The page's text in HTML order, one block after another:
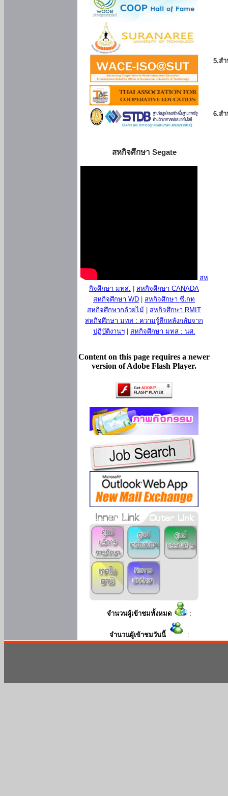
สหกิจศึกษา Segate
สห
กิจศึกษา มทส.
สหกิจศึกษา CANADA
สหกิจศึกษา WD
สหกิจศึกษา ซีเกท
สหกิจศึกษากล้วยไม้
สหกิจศึกษา RMIT
สหกิจศึกษา มทส : ความรู้สึกหลังกลับจาก
ปฏิบัติงานฯ| สหกิจศึกษา มทส : นศ.
Content on this page requires a newer
version of Adobe Flash Player.
จำนวนผู้เข้าชมทั้งหมด :
จำนวนผู้เข้าชมวันนี้ :
5.ส
6.ส